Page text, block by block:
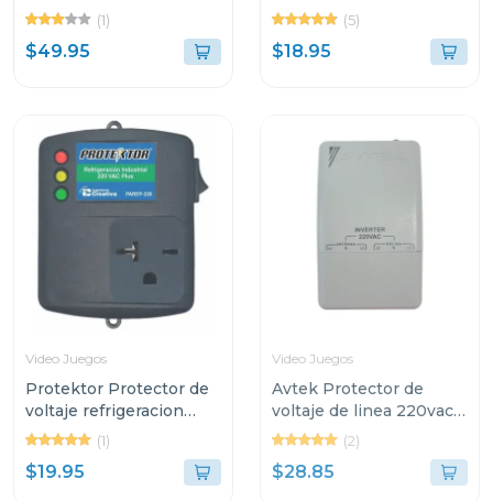
(1)
$49.95
refrigeracion domestica
110 vac plus
(5)
$18.95
Video Juegos
Protektor Protector de
voltaje refrigeracion
industrial 220v
(1)
$19.95
Video Juegos
Avtek Protector de
voltaje de linea 220vac
supresor de alta
capacidad pebas-
b230/21j
(2)
$28.85